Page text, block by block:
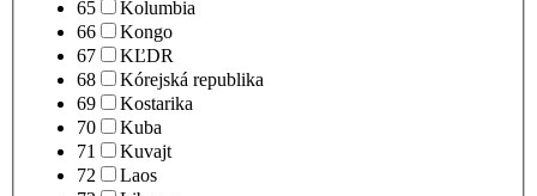
65
Kolumbia
66
Kongo
67
KĽDR
68
Kórejská republika
69
Kostarika
70
Kuba
71
Kuvajt
72
Laos